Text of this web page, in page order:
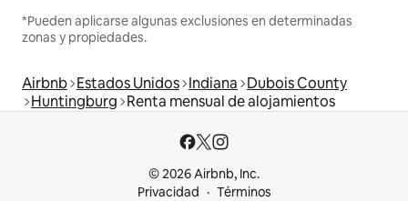
*Pueden aplicarse algunas exclusiones en determinadas
zonas y propiedades.
Airbnb Estados Unidos Indiana Dubois County
Huntingburg Renta mensual de alojamientos
© 2026 Airbnb, Inc.
Privacidad
Términos